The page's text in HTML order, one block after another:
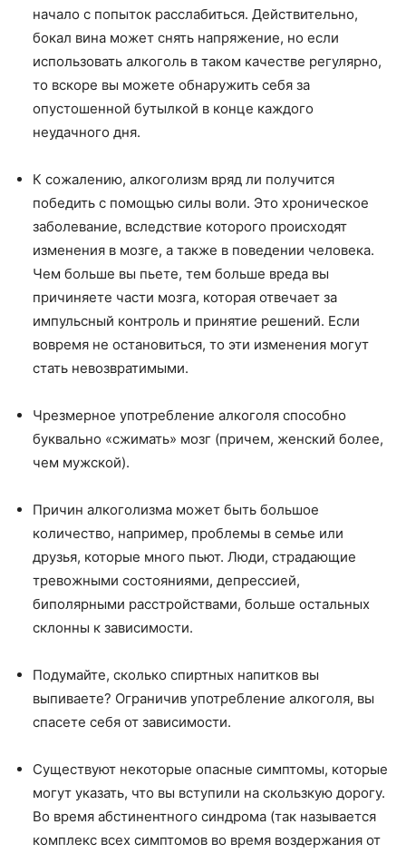
начало с попыток расслабиться. Действительно,
бокал вина может снять напряжение, но если
использовать алкоголь в таком качестве регулярно,
то вскоре вы можете обнаружить себя за
опустошенной бутылкой в конце каждого
неудачного дня.
К сожалению, алкоголизм вряд ли получится
победить с помощью силы воли. Это хроническое
заболевание, вследствие которого происходят
изменения в мозге, а также в поведении человека.
Чем больше вы пьете, тем больше вреда вы
причиняете части мозга, которая отвечает за
импульсный контроль и принятие решений. Если
вовремя не остановиться, то эти изменения могут
стать невозвратимыми.
Чрезмерное употребление алкоголя способно
буквально «сжимать» мозг (причем, женский более,
чем мужской).
Причин алкоголизма может быть большое
количество, например, проблемы в семье или
друзья, которые много пьют. Люди, страдающие
тревожными состояниями, депрессией,
биполярными расстройствами, больше остальных
склонны к зависимости.
Подумайте, сколько спиртных напитков вы
выпиваете? Ограничив употребление алкоголя, вы
спасете себя от зависимости.
Существуют некоторые опасные симптомы, которые
могут указать, что вы вступили на скользкую дорогу.
Во время абстинентного синдрома (так называется
комплекс всех симптомов во время воздержания от